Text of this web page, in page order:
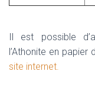
Il est possible
l’Athonite en
site internet.